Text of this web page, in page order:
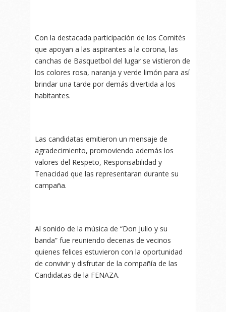
Con la destacada participación de los Comités
que apoyan a las aspirantes a la corona, las
canchas de Basquetbol del lugar se vistieron de
los colores rosa, naranja y verde limón para así
brindar una tarde por demás divertida a los
habitantes.
Las candidatas emitieron un mensaje de
agradecimiento, promoviendo además los
valores del Respeto, Responsabilidad y
Tenacidad que las representaran durante su
campaña.
Al sonido de la música de “Don Julio y su
banda” fue reuniendo decenas de vecinos
quienes felices estuvieron con la oportunidad
de convivir y disfrutar de la compañía de las
Candidatas de la FENAZA.